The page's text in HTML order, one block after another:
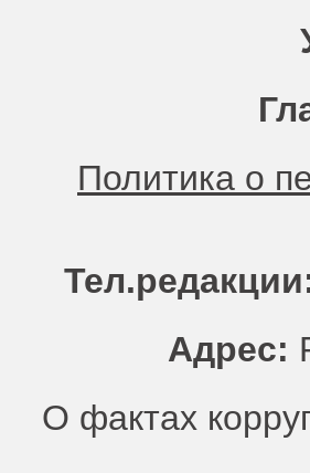
Политика о
Адрес:
О фактах